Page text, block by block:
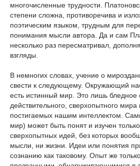
многочисленные трудности.
степени сложна, противоречива и
поэтическим языком, трудным для
понимания мысли автора. Да и сам
несколько раз пересматривал,
взгляды.
В немногих словах, учение о
свести к следующему. Окружающий
есть истинный мир. Это лишь бледное
действительного, сверхопытного мира
постигаемых нашим интеллектом.
мир) может быть понят и изучен
сверхопытных идей, без которых
мысли, ни жизни. Идеи или понятия
сознанию как таковому. Опыт же